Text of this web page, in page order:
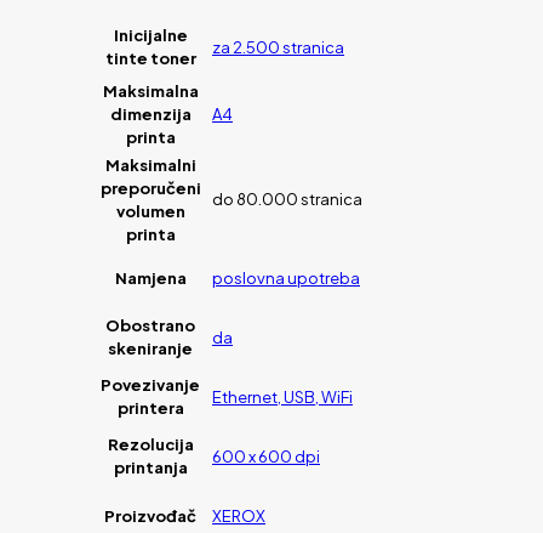
Inicijalne
tinte toner
za 2.500 stranica
Maksimalna
dimenzija
printa
A4
Maksimalni
preporučeni
volumen
printa
do 80.000 stranica
Namjena poslovna upotreba
Obostrano
skeniranje
da
Povezivanje
printera
Ethernet, USB, WiFi
Rezolucija
printanja
600 x 600 dpi
Proizvođač XEROX